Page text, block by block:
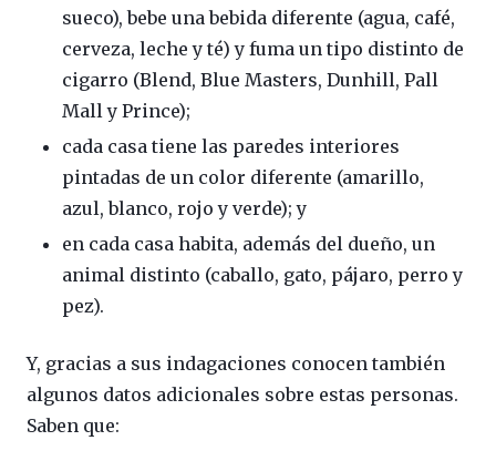
sueco), bebe una bebida diferente (agua, café,
cerveza, leche y té) y fuma un tipo distinto de
cigarro (Blend, Blue Masters, Dunhill, Pall
Mall y Prince);
cada casa tiene las paredes interiores
pintadas de un color diferente (amarillo,
azul, blanco, rojo y verde); y
en cada casa habita, además del dueño, un
animal distinto (caballo, gato, pájaro, perro y
pez).
Y, gracias a sus indagaciones conocen también
algunos datos adicionales sobre estas personas.
Saben que: